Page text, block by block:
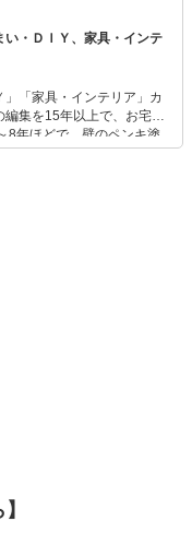
動中。 今までの経
たアドバイスが魅力。
・ＤＩＹ、家具・インテ
」「家具・インテリア」カ
集を15年以上で、お宅訪
8年ほどで、壁のペンキ塗
ジ済み。初心者でもモノ